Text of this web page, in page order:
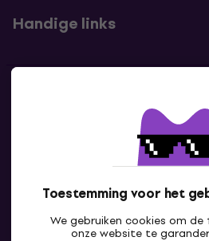
Toestemming voor het
We gebruiken cookies om
onze website te
Handige links
Neem contact